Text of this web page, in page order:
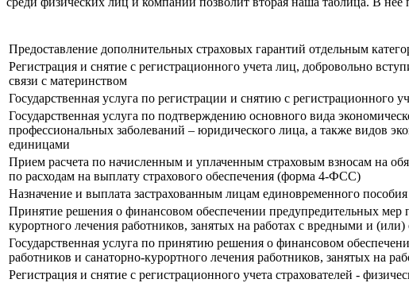
Предоставление дополнительных страховых гарантий отдельным
Регистрация и снятие с регистрационного учета лиц, добровольно
связи с материнством
Государственная услуга по регистрации и снятию с регистрационного
Государственная услуга по подтверждению основного вида
профессиональных заболеваний – юридического лица, а также видов
единицами
Прием расчета по начисленным и уплаченным страховым взносам на
по расходам на выплату страхового обеспечения (форма 4-ФСС)
Назначение и выплата застрахованным лицам единовременного
Принятие решения о финансовом обеспечении предупредительных мер
курортного лечения работников, занятых на работах с вредными и
Государственная услуга по принятию решения о финансовом
работников и санаторно-курортного лечения работников, занятых на
Регистрация и снятие с регистрационного учета страхователей -